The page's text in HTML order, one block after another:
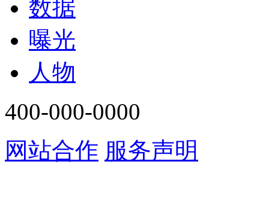
数据
曝光
人物
400-000-0000
网站合作 服务声明